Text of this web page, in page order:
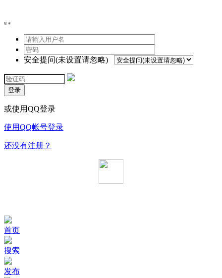
登录
安全提问(未设置请忽略)
登录
或使用QQ登录
使用QQ帐号登录
还没有注册？
首页
搜索
发布